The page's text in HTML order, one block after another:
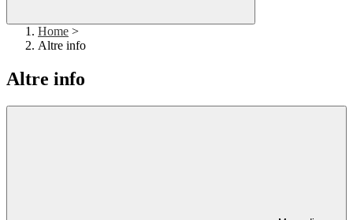
Home >
Altre info
Altre info